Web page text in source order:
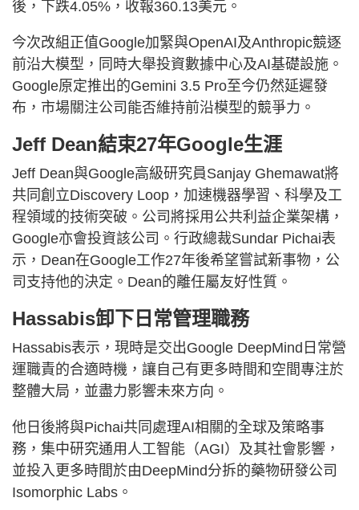
後，下跌4.05%，收報360.13美元。
今次改組正值Google加緊與OpenAI及Anthropic競逐
前沿大模型，同時大舉投資數據中心及AI基礎設施。
Google原定推出的Gemini 3.5 Pro至今仍然延遲發
布，市場關注公司能否維持前沿模型的競爭力。
Jeff Dean結束27年Google生涯
Jeff Dean與Google高級研究員Sanjay Ghemawat將
共同創立Discovery Loop，加速機器學習、科學及工
程領域的技術突破。公司將採用公共利益企業架構，
Google亦會投資該公司。行政總裁Sundar Pichai表
示，Dean在Google工作27年後希望嘗試新事物，公
司支持他的決定。Dean的離任屬友好性質。
Hassabis卸下日常管理職務
Hassabis表示，現時是交出Google DeepMind日常營
運職責的合適時機，讓自己有更多時間和空間專注於
整體大局，並盡力影響未來方向。
他日後將與Pichai共同處理AI相關的全球及策略事
務，集中研究通用人工智能（AGI）及其社會影響，
並投入更多時間於由DeepMind分拆的藥物研發公司
Isomorphic Labs。